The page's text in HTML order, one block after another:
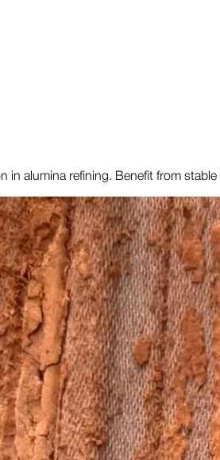
alumina refining. Benefit from